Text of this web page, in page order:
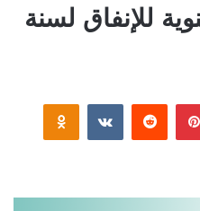
للإنفاق لسنة
بينتيريست